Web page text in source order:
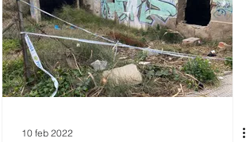
Bienestar Social Igualdad
10 feb 2022